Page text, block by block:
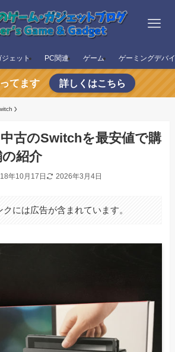
ジェット PC関連 ゲーム ゲーミングデバ
てます 詳しくはこちら
中古のSwitchを最安値で購
紹介
年10月17日 2026年3月4日
には広告が含まれています。